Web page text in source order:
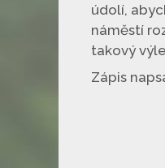
údolí,
náměstí
takový
Zápis